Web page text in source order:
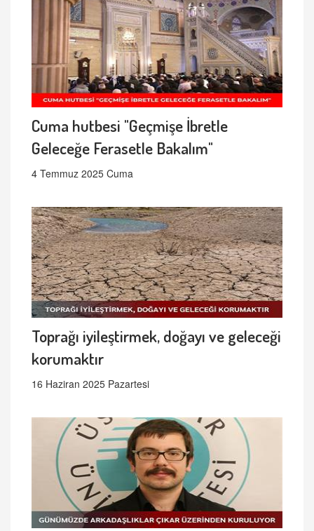
Cuma hutbesi "Geçmişe İbretle
Geleceğe Ferasetle Bakalım"
4 Temmuz 2025 Cuma
Toprağı iyileştirmek, doğayı ve geleceği
korumaktır
16 Haziran 2025 Pazartesi